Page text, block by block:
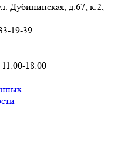
Дубининская, д.67, к.2,
19-39
18:00